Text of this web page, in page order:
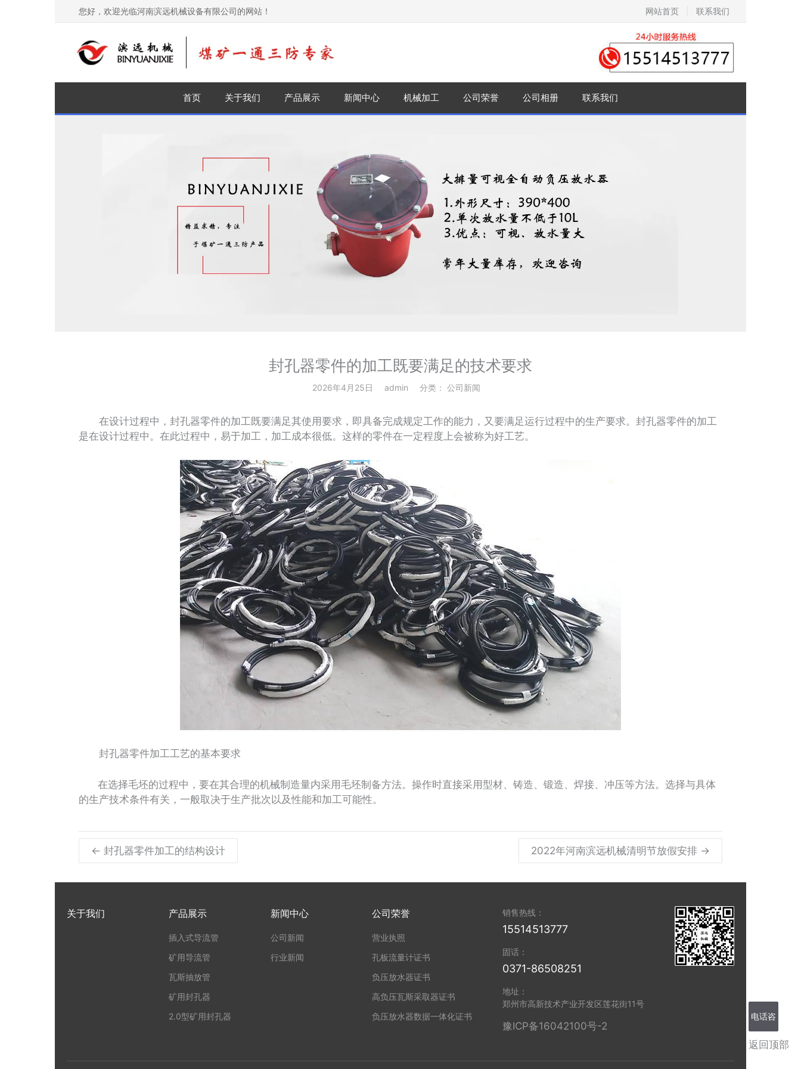
您好，欢迎光临河南滨远机械设备有限公司的网站！ 网站首页 联系我们
首页 关于我们 产品展示 新闻中心 机械加工 公司荣誉 公司相册 联系我们
封孔器零件的加工既要满足的技术要求
2026年4月25日 admin 分类： 公司新闻
在设计过程中，封孔器零件的加工既要满足其使用要求，即具备完成规定工作的能力，又要满足运行过程中的生产要求。封孔器零件的加工
是在设计过程中。在此过程中，易于加工，加工成本很低。这样的零件在一定程度上会被称为好工艺。
封孔器零件加工工艺的基本要求
在选择毛坯的过程中，要在其合理的机械制造量内采用毛坯制备方法。操作时直接采用型材、铸造、锻造、焊接、冲压等方法。选择与具体
的生产技术条件有关，一般取决于生产批次以及性能和加工可能性。
← 封孔器零件加工的结构设计 2022年河南滨远机械​清明节放假安排 →
关于我们 产品展示
插入式导流管
矿用导流管
瓦斯抽放管
矿用封孔器
2.0型矿用封孔器
新闻中心
公司新闻
行业新闻
公司荣誉
营业执照
孔板流量计证书
负压放水器证书
高负压瓦斯采取器证书
负压放水器数据一体化证书
销售热线：
15514513777
固话：
0371-86508251
地址：
郑州市高新技术产业开发区莲花街11号
豫ICP备16042100号-2
电话咨
询
返回顶部